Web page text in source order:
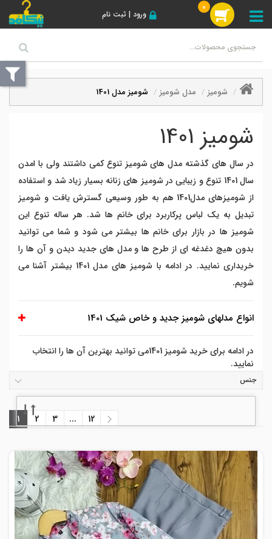
ورود | ثبت نام
0
شومیز مدل شومیز شومیز مدل 1401
شومیز 1401
در سال های گذشته مدل های شومیز تنوع کمی داشتند ولی با امدن
سال 1401 تنوع و زیبایی در شومیز های زنانه بسیار زیاد شد و استفاده
از شومیزهای مدل1401 هم به طور وسیعی گسترش یافت و شومیز
تبدیل به یک لباس پرکاربرد برای خانم ها شد. هر ساله تنوع این
شومیز ها در بازار برای خانم ها بیشتر می شود و شما می توانید
بدون هیچ دغدغه ای از طرح ها و مدل های جدید دیدن و آن ها را
خریداری نمایید. در ادامه با شومیز های مدل 1401 بیشتر آشنا می
شویم.
انواع مدلهای شومیز جدید و خاص شیک 1401
در ادامه برای خرید شومیز 1401می توانید بهترین آن ها را انتخاب
نمایید.
1 2 3 ... 12
جنس